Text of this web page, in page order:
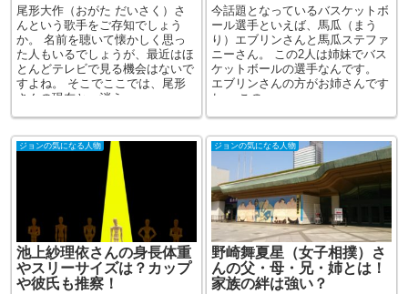
尾形大作（おがた だいさく）さ
んという歌手をご存知でしょう
か。 名前を聴いて懐かしく思っ
た人もいるでしょうが、最近はほ
とんどテレビで見る機会はないで
すよね。 そこでここでは、尾形
さんの現在と、消え...
今話題となっているバスケットボ
ール選手といえば、馬瓜（まう
り）エブリンさんと馬瓜ステファ
ニーさん。 この2人は姉妹でバス
ケットボールの選手なんです。
エブリンさんの方がお姉さんです
ね。 この...
ジョンの気になる人物
池上紗理依さんの身長体重
やスリーサイズは？カップ
や彼氏も推察！
ジョンの気になる人物
野崎舞夏星（女子相撲）さ
んの父・母・兄・姉とは！
家族の絆は強い？